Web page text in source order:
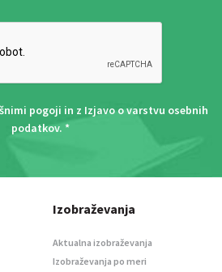
pogoji in z Izjavo o varstvu osebnih
podatkov. *
Izobraževanja
Aktualna izobraževanja
Izobraževanja po meri